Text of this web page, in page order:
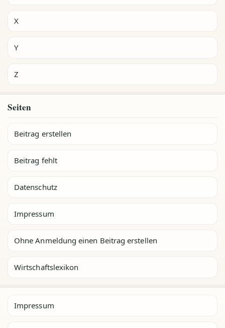
X
Y
Z
Seiten
Beitrag erstellen
Beitrag fehlt
Datenschutz
Impressum
Ohne Anmeldung einen Beitrag erstellen
Wirtschaftslexikon
Impressum